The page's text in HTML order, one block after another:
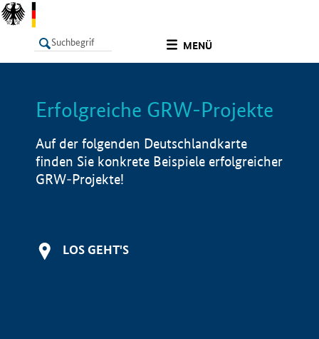
MENÜ
LISTE Info
Erfolgreiche GRW-Projekte
Auf der folgenden Deutschlandkarte
finden Sie konkrete Beispiele erfolgreicher
GRW-Projekte!
LOS GEHT'S